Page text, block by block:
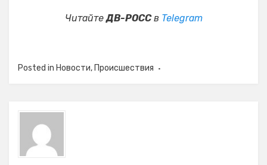
ЧитайтеДВ-РОССв Telegram
Posted in Новости, Происшествия